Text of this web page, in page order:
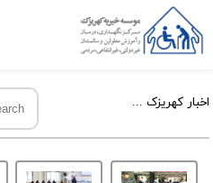
اخبار کهریزک ...